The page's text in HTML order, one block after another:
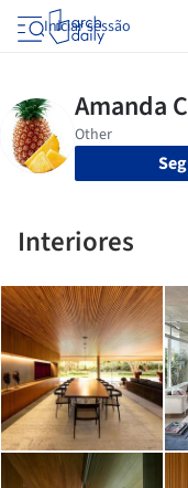
Iniciar sessão
Interiores